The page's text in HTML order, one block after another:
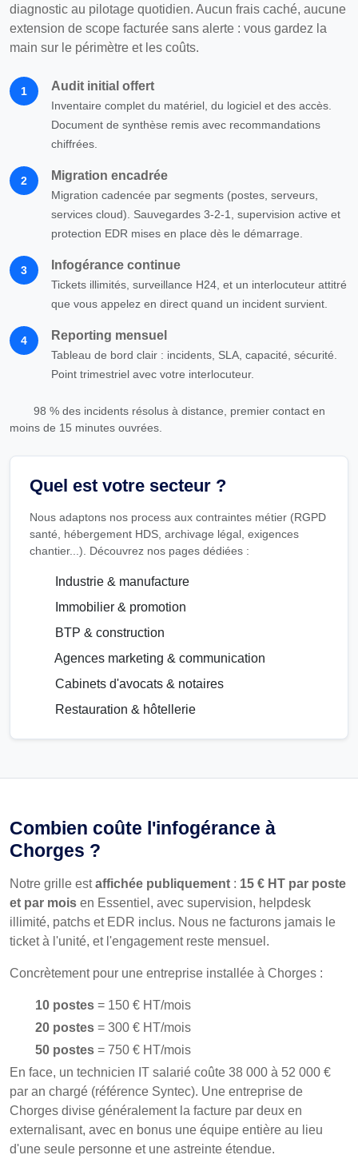
diagnostic au pilotage quotidien. Aucun frais caché, aucune
extension de scope facturée sans alerte : vous gardez la
main sur le périmètre et les coûts.
1 Audit initial offert
Inventaire complet du matériel, du logiciel et des accès.
Document de synthèse remis avec recommandations
chiffrées.
2 Migration encadrée
Migration cadencée par segments (postes, serveurs,
services cloud). Sauvegardes 3-2-1, supervision active et
protection EDR mises en place dès le démarrage.
3 Infogérance continue
Tickets illimités, surveillance H24, et un interlocuteur attitré
que vous appelez en direct quand un incident survient.
4 Reporting mensuel
Tableau de bord clair : incidents, SLA, capacité, sécurité.
Point trimestriel avec votre interlocuteur.
98 % des incidents résolus à distance, premier contact en
moins de 15 minutes ouvrées.
Quel est votre secteur ?
Nous adaptons nos process aux contraintes métier (RGPD
santé, hébergement HDS, archivage légal, exigences
chantier...). Découvrez nos pages dédiées :
Industrie & manufacture
Immobilier & promotion
BTP & construction
Agences marketing & communication
Cabinets d'avocats & notaires
Restauration & hôtellerie
Combien coûte l'infogérance à
Chorges ?
Notre grille estaffichée publiquement : 15 € HT par poste
et par mois en Essentiel, avec supervision, helpdesk
illimité, patchs et EDR inclus. Nous ne facturons jamais le
ticket à l'unité, et l'engagement reste mensuel.
Concrètement pour une entreprise installée à Chorges :
10 postes = 150 € HT/mois
20 postes = 300 € HT/mois
50 postes = 750 € HT/mois
En face, un technicien IT salarié coûte 38 000 à 52 000 €
par an chargé (référence Syntec). Une entreprise de
Chorges divise généralement la facture par deux en
externalisant, avec en bonus une équipe entière au lieu
d'une seule personne et une astreinte étendue.